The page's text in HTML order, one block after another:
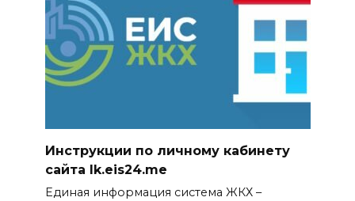
Инструкции по личному кабинету
сайта lk.eis24.me
Единая информация система ЖКХ –